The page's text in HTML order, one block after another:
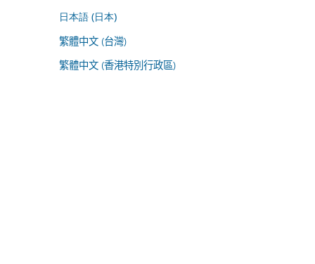
日本語 (日本)
繁體中文 (台灣)
繁體中文 (香港特別行政區)